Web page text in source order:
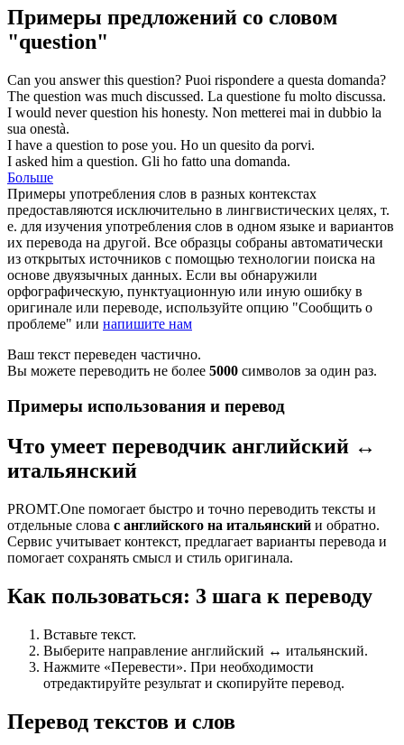
Примеры предложений со словом
"question"
Can you answer this question? Puoi rispondere a questa domanda?
The question was much discussed. La questione fu molto discussa.
I would neverquestion his honesty. Non metterei mai in dubbio la
sua onestà.
I have a question to pose you. Ho un quesito da porvi.
I asked him a question. Gli ho fatto una domanda.
Больше
Примеры употребления слов в разных контекстах
предоставляются исключительно в лингвистических целях, т.
е. для изучения употребления слов в одном языке и вариантов
их перевода на другой. Все образцы собраны автоматически
из открытых источников с помощью технологии поиска на
основе двуязычных данных. Если вы обнаружили
орфографическую, пунктуационную или иную ошибку в
оригинале или переводе, используйте опцию "Сообщить о
проблеме" или напишите нам
Ваш текст переведен частично.
Вы можете переводить не более 5000 символов за один раз.
Примеры использования и перевод
Что умеет переводчик английский ↔
итальянский
PROMT.One помогает быстро и точно переводить тексты и
отдельные слова с английского на итальянский и обратно.
Сервис учитывает контекст, предлагает варианты перевода и
помогает сохранять смысл и стиль оригинала.
Как пользоваться: 3 шага к переводу
Вставьте текст.
Выберите направление английский ↔ итальянский.
Нажмите «Перевести». При необходимости
отредактируйте результат и скопируйте перевод.
Перевод текстов и слов